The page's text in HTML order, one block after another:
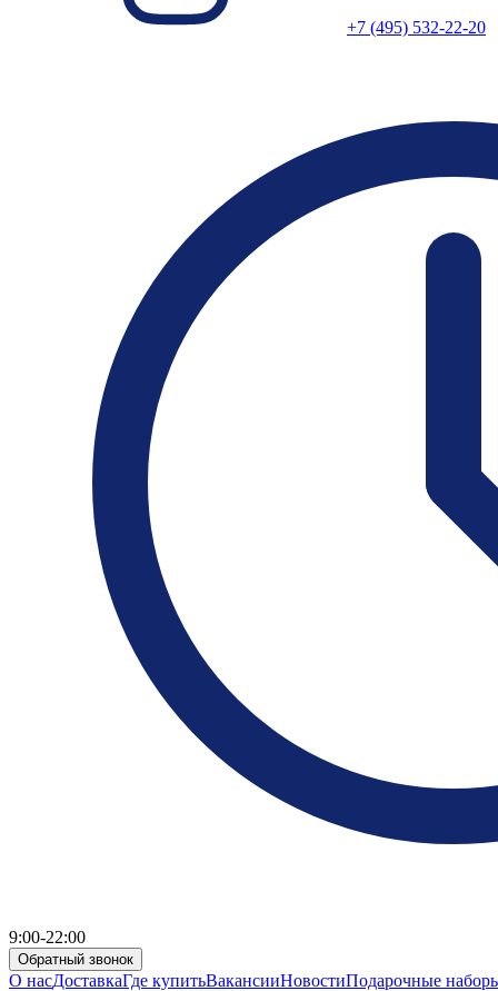
+7 (495) 532-22-20
9:00-22:00
Обратный звонок
О насДоставкаГде купитьВакансииНовостиПодарочные